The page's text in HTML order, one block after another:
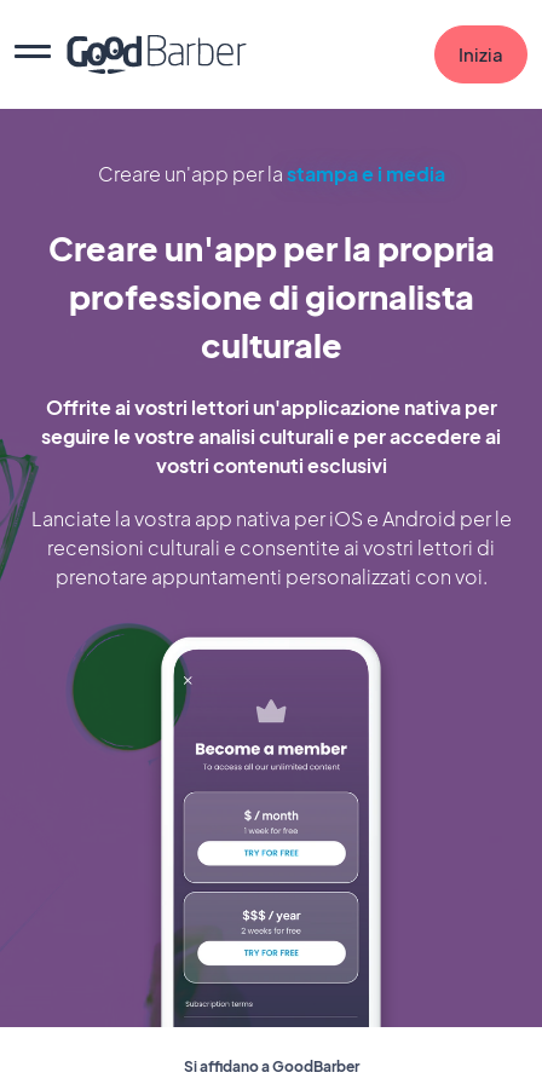
Inizia
Creare un'app per lastampa e i media
Creare un'app per la propria
professione di giornalista
culturale
Offrite ai vostri lettori un'applicazione nativa per
seguire le vostre analisi culturali e per accedere ai
vostri contenuti esclusivi
Lanciate la vostra app nativa per iOS e Android per le
recensioni culturali e consentite ai vostri lettori di
prenotare appuntamenti personalizzati con voi.
Si affidano a GoodBarber